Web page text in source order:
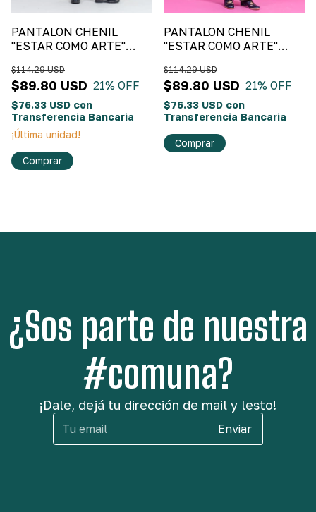
PANTALON CHENIL
"ESTAR COMO ARTE"
$89.80 USD
$114.29 USD
21% OFF
$76.33 USD con
Transferencia Bancaria
¡Última unidad!
Comprar
PANTALON CHENIL
"ESTAR COMO ARTE"
$89.80 USD
$114.29 USD
21% OFF
$76.33 USD con
Transferencia Bancaria
Comprar
¿Sos parte de nuestra
#comuna?
¡Dale, dejá tu dirección de mail y lesto!
Enviar